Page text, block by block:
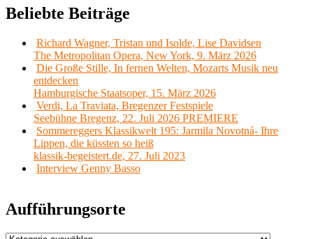
Beliebte Beiträge
Richard Wagner, Tristan und Isolde, Lise Davidsen
The Metropolitan Opera, New York, 9. März 2026
Die Große Stille, In fernen Welten, Mozarts Musik neu
entdecken
Hamburgische Staatsoper, 15. März 2026
Verdi, La Traviata, Bregenzer Festspiele
Seebühne Bregenz, 22. Juli 2026 PREMIERE
Sommereggers Klassikwelt 195: Jarmila Novotná- Ihre
Lippen, die küssten so heiß
klassik-begeistert.de, 27. Juli 2023
Interview Genny Basso
Aufführungsorte